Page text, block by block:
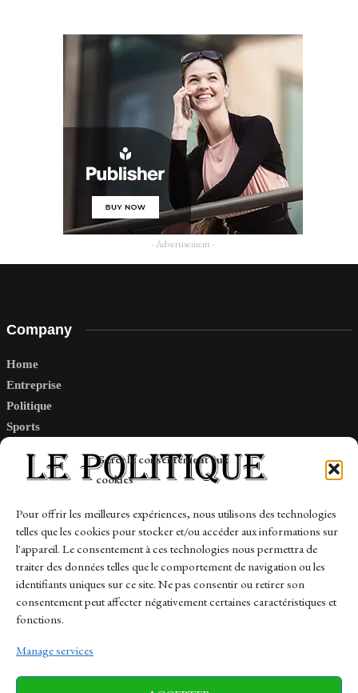
Gérer le consentement aux
cookies
Pour offrir les meilleures expériences, nous utilisons des technologies
telles que les cookies pour stocker et/ou accéder aux informations sur
l'appareil. Le consentement à ces technologies nous permettra de
traiter des données telles que le comportement de navigation ou les
identifiants uniques sur ce site. Ne pas consentir ou retirer son
consentement peut affecter négativement certaines caractéristiques et
fonctions.
Manage services
- Advertisement -
Company
Home
Entreprise
Politique
Sports
Links
Contact
Sitemap
News Finance-Marches Politics